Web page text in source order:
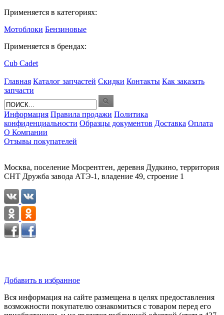
Применяется в категориях:
Мотоблоки Бензиновые
Применяется в брендах:
Cub Cadet
Главная Каталог запчастей Скидки Контакты Как заказать
запчасти
Информация Правила продажи Политика
конфиденциальности Образцы документов Доставка Оплата
О Компании
Отзывы покупателей
Москва, поселение Мосрентген, деревня Дудкино, территория
СНТ Дружба завода АТЭ-1, владение 49, строение 1
Добавить в избранное
Вся информация на сайте размещена в целях предоставления
возможности покупателю ознакомиться с товаром перед его